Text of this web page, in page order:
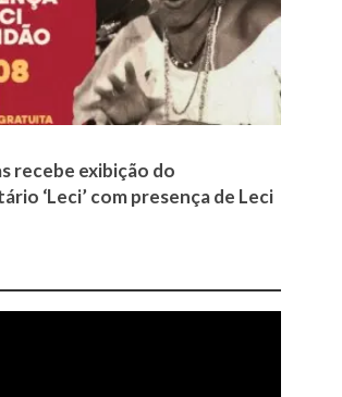
recebe exibição do
‘Leci’ com presença de Leci